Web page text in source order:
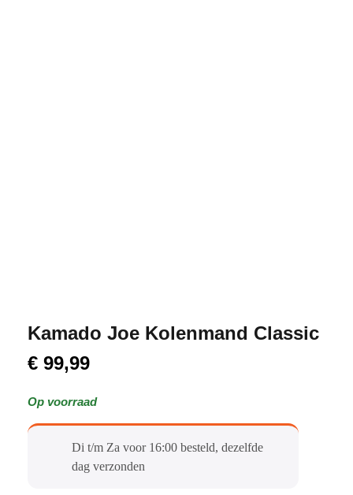
Kamado Joe Kolenmand Classic
€ 99,99
Op voorraad
Di t/m Za voor 16:00 besteld, dezelfde
dag verzonden​